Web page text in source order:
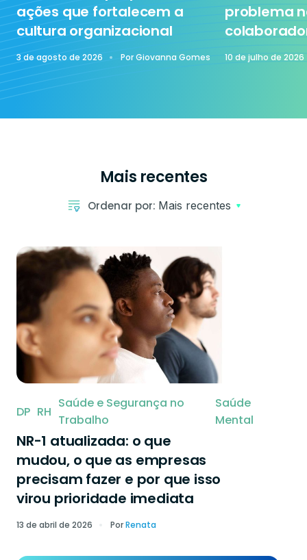
ações que fortalecem a
cultura organizacional
3 de agosto de 2026 PorGiovanna Gomes
problema
10 de julho de 2026
Mais recentes
Ordenar por: Mais recentes
DP RH
Saúde e Segurança no
Trabalho
Saúde
Mental
NR-1 atualizada: o que
mudou, o que as empresas
precisam fazer e por que isso
virou prioridade imediata
13 de abril de 2026 PorRenata